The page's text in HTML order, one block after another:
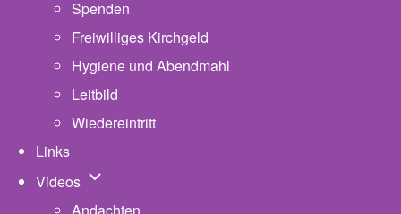
Spenden
Freiwilliges Kirchgeld
Hygiene und Abendmahl
Leitbild
Wiedereintritt
Links
Videos Unternavigation von Videos